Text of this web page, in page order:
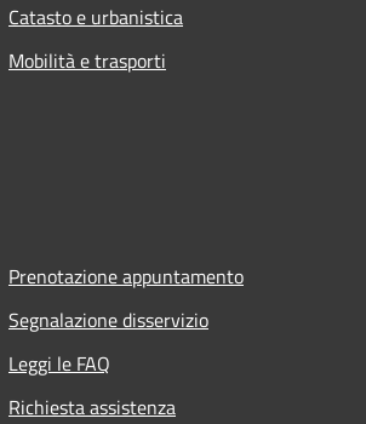
Catasto e urbanistica
Mobilità e trasporti
Prenotazione appuntamento
Segnalazione disservizio
Leggi le FAQ
Richiesta assistenza